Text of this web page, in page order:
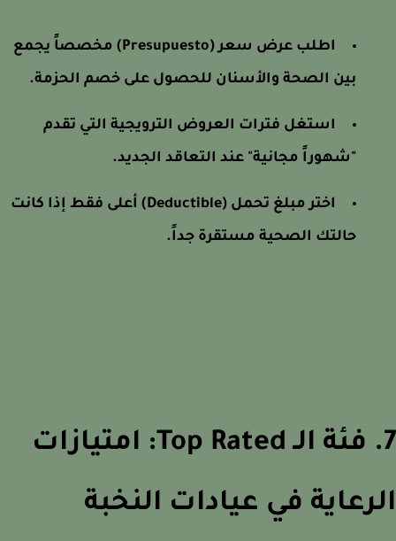
اطلب عرض سعر (Presupuesto) مخصصاً يجمع
بين الصحة والأسنان للحصول على خصم الحزمة.
استغل فترات العروض الترويجية التي تقدم
"شهوراً مجانية" عند التعاقد الجديد.
اختر مبلغ تحمل (Deductible) أعلى فقط إذا كانت
حالتك الصحية مستقرة جداً.
7. فئة الـ Top Rated: امتيازات
في عيادات النخبة